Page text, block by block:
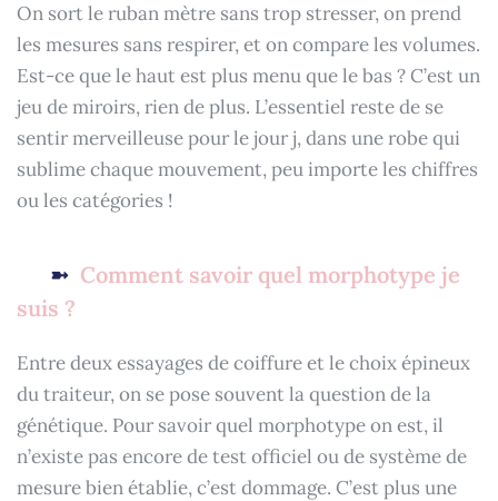
On sort le ruban mètre sans trop stresser, on prend
les mesures sans respirer, et on compare les volumes.
Est-ce que le haut est plus menu que le bas ? C’est un
jeu de miroirs, rien de plus. L’essentiel reste de se
sentir merveilleuse pour le jour j, dans une robe qui
sublime chaque mouvement, peu importe les chiffres
ou les catégories !
Comment savoir quel morphotype je
suis ?
Entre deux essayages de coiffure et le choix épineux
du traiteur, on se pose souvent la question de la
génétique. Pour savoir quel morphotype on est, il
n’existe pas encore de test officiel ou de système de
mesure bien établie, c’est dommage. C’est plus une